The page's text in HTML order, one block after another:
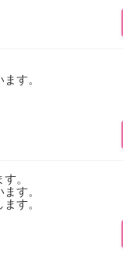
す。
。
す。
す。